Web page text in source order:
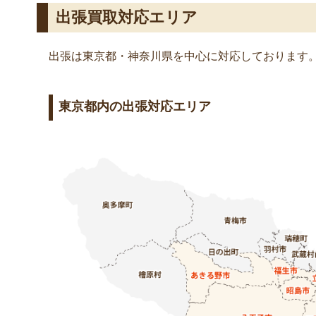
出張買取対応エリア
出張は東京都・神奈川県を中心に対応しております
東京都内の出張対応エリア